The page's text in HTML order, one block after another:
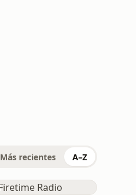
Más recientes A–Z